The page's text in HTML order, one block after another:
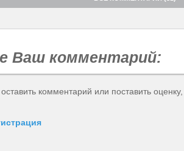
Ваш комментарий:
комментарий или поставить